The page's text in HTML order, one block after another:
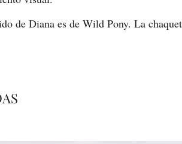
de Diana es de Wild Pony. La